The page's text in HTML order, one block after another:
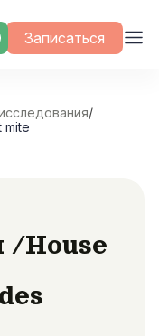
Записаться
/
/House